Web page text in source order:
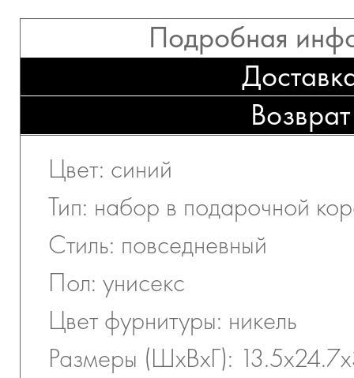
Подробная
Возврат
Цвет: синий
Тип: набор в подарочной
Стиль: повседневный
Пол: унисекс
Цвет фурнитуры: никель
Размеры (ШхВхГ):